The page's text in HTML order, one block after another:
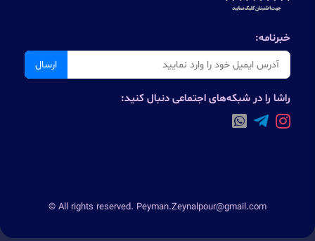
خبرنامه:
ارسال
راشا را در شبکه‌های اجتماعی دنبال کنید:
© All rights reserved. Peyman.Zeynalpour@gmail.com